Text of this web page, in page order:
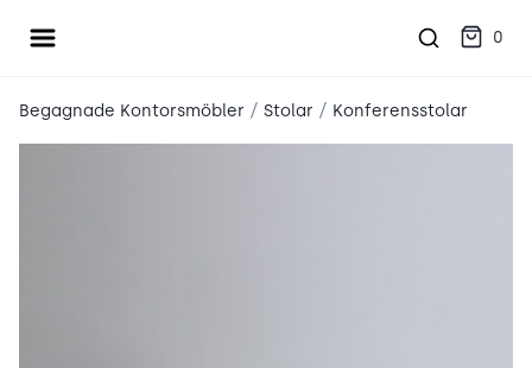
Öppna meny 0
Begagnade Kontorsmöbler / Stolar / Konferensstolar